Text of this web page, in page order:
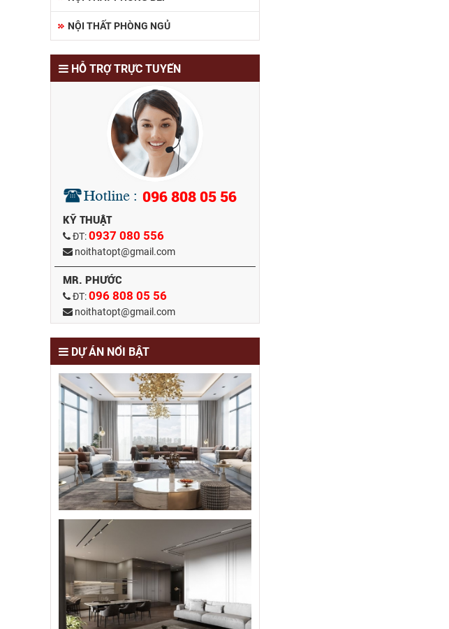
NỘI THẤT PHÒNG NGỦ
HỖ TRỢ TRỰC TUYẾN
096 808 05 56
KỸ THUẬT
ĐT:0937 080 556
noithatopt@gmail.com
MR. PHƯỚC
ĐT:096 808 05 56
noithatopt@gmail.com
DỰ ÁN NỔI BẬT